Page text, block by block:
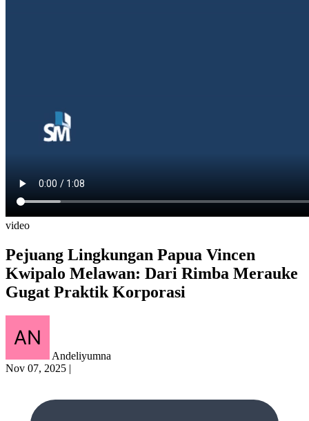
video
Pejuang Lingkungan Papua Vincen
Kwipalo Melawan: Dari Rimba Merauke
Gugat Praktik Korporasi
Andeliyumna
Nov 07, 2025 |